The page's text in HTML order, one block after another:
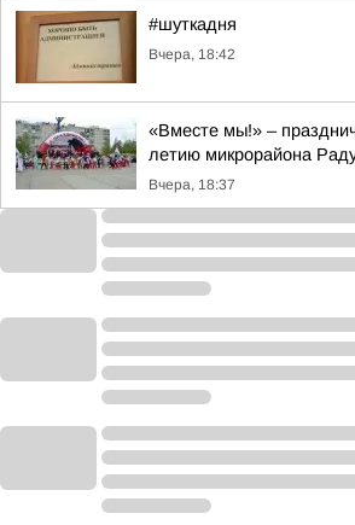
#шуткадня
Вчера, 18:42
«Вместе мы!» –
летию микрорайона
Вчера, 18:37